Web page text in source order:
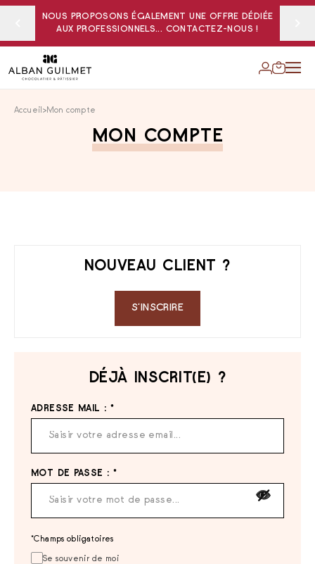
NOUS PROPOSONS ÉGALEMENT UNE OFFRE DÉDIÉE
AUX PROFESSIONNELS... CONTACTEZ-NOUS !
Accueil Mon compte
MON COMPTE
NOUVEAU CLIENT ?
S‘INSCRIRE
DÉJÀ INSCRIT(E) ?
ADRESSE MAIL : *
MOT DE PASSE : *
*Champs obligatoires
Se souvenir de moi